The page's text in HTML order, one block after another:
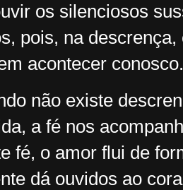
os silenciosos
pois, na
acontecer conosco.
não existe
a fé nos
fé, o amor flui de
dá ouvidos ao